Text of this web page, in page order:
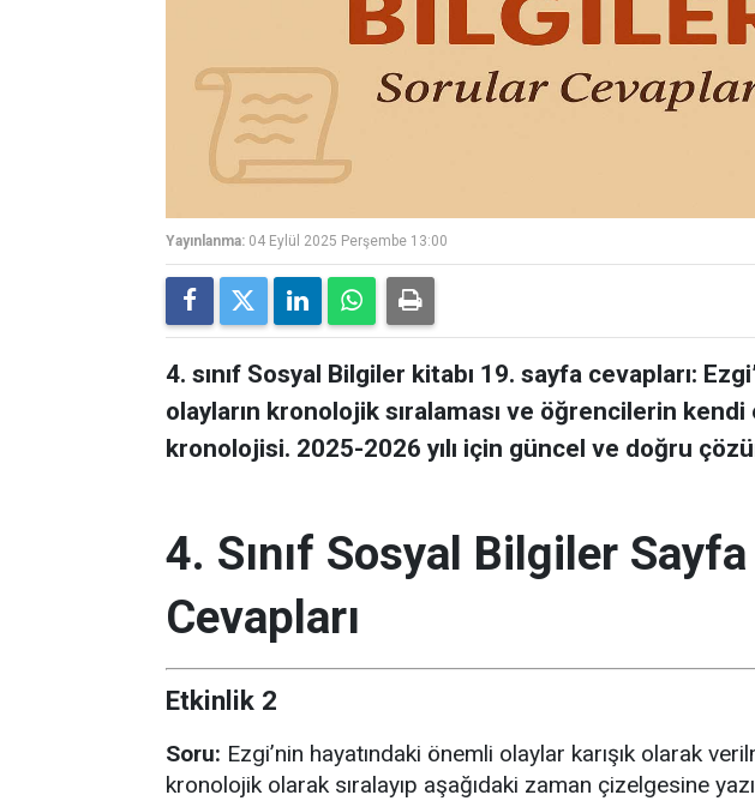
Yayınlanma: 04 Eylül 2025 Perşembe 13:00
4. sınıf Sosyal Bilgiler kitabı 19. sayfa cevapları:
olayların kronolojik sıralaması ve öğrencilerin kendi
kronolojisi. 2025-2026 yılı için güncel ve doğru
4. Sınıf Sosyal Bilgiler
Cevapları
Etkinlik 2
Soru: Ezgi’nin hayatındaki önemli olaylar karışık olarak
kronolojik olarak sıralayıp aşağıdaki zaman çizelgesine